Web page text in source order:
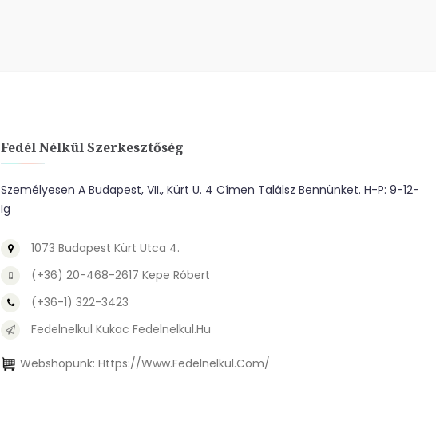
Fedél Nélkül Szerkesztőség
Személyesen A Budapest, VII., Kürt U. 4 Címen Találsz Bennünket. H-P: 9-12-
Ig
1073 Budapest Kürt Utca 4.
(+36) 20-468-2617 Kepe Róbert
(+36-1) 322-3423
Fedelnelkul Kukac Fedelnelkul.hu
Webshopunk: Https://www.fedelnelkul.com/